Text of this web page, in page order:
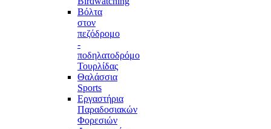
Βόλτα
στον
πεζόδρομο
-
ποδηλατοδρόμο
Τουρλίδας
Θαλάσσια
Sports
Εργαστήρια
Παραδοσιακών
Φορεσιών